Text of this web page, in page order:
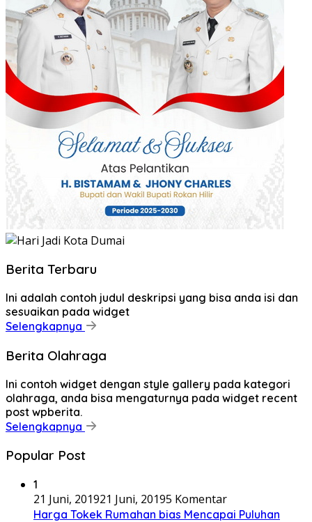
Berita Terbaru
Ini adalah contoh judul deskripsi yang bisa anda isi dan
sesuaikan pada widget
Selengkapnya
Berita Olahraga
Ini contoh widget dengan style gallery pada kategori
olahraga, anda bisa mengaturnya pada widget recent
post wpberita.
Selengkapnya
Popular Post
1
21 Juni, 201921 Juni, 20195 Komentar
Harga Tokek Rumahan bias Mencapai Puluhan